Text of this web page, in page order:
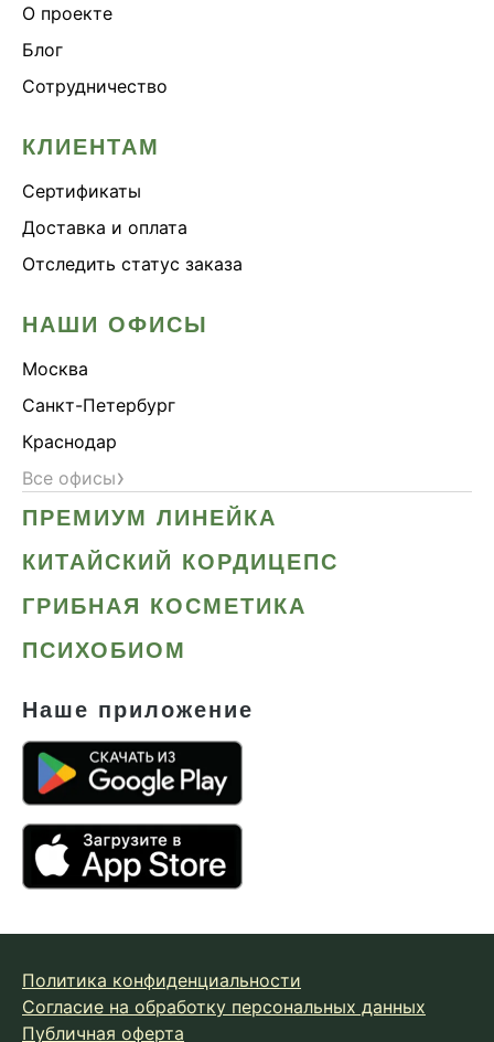
О проекте
Блог
Сотрудничество
КЛИЕНТАМ
Сертификаты
Доставка и оплата
Отследить статус заказа
НАШИ ОФИСЫ
Москва
Санкт-Петербург
Краснодар
Все офисы›
ПРЕМИУМ ЛИНЕЙКА
КИТАЙСКИЙ КОРДИЦЕПС
ГРИБНАЯ КОСМЕТИКА
ПСИХОБИОМ
Наше приложение
Политика конфиденциальности
Согласие на обработку персональных данных
Публичная оферта